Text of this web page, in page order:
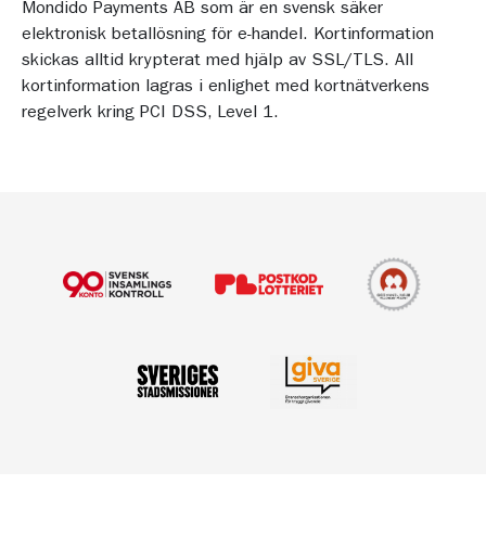
Mondido Payments AB som är en svensk säker
elektronisk betallösning för e-handel. Kortinformation
skickas alltid krypterat med hjälp av SSL/TLS. All
kortinformation lagras i enlighet med kortnätverkens
regelverk kring PCI DSS, Level 1.